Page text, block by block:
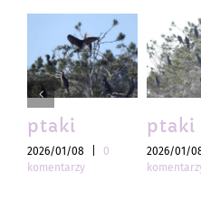
ptaki
2026/01/08
0
komentarzy
ptaki
2026/01/